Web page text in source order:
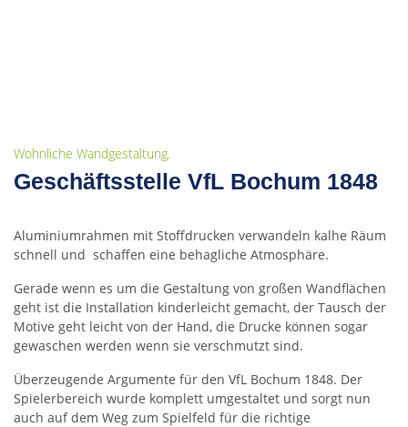
Wohnliche Wandgestaltung.
Geschäftsstelle VfL Bochum 1848
Aluminiumrahmen mit Stoffdrucken verwandeln kalhe Räum
schnell und schaffen eine behagliche Atmosphäre.
Gerade wenn es um die Gestaltung von großen Wandflächen
geht ist die Installation kinderleicht gemacht, der Tausch der
Motive geht leicht von der Hand, die Drucke können sogar
gewaschen werden wenn sie verschmutzt sind.
Überzeugende Argumente für den VfL Bochum 1848. Der
Spielerbereich wurde komplett umgestaltet und sorgt nun
auch auf dem Weg zum Spielfeld für die richtige